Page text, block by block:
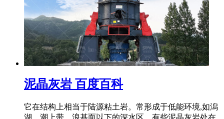
泥晶灰岩 百度百科
它在结构上相当于陆源粘土岩。常形成于低能环境,如潟
湖、潮上带、浪基面以下的深水区。有些泥晶灰岩处在